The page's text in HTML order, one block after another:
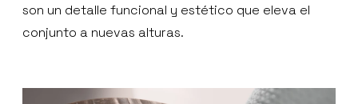
son un detalle funcional y estético que eleva el
conjunto a nuevas alturas.